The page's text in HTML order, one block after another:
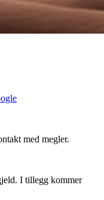
med megler.
I tillegg kommer